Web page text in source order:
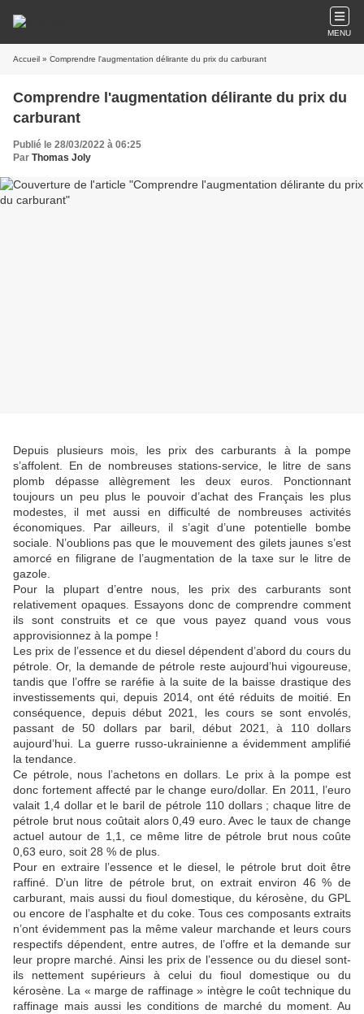
MENU
Accueil » Comprendre l'augmentation délirante du prix du carburant
Comprendre l'augmentation délirante du prix du
carburant
Publié le 28/03/2022 à 06:25
Par Thomas Joly
Depuis plusieurs mois, les prix des carburants à la pompe
s’affolent. En de nombreuses stations-service, le litre de sans
plomb dépasse allègrement les deux euros. Ponctionnant
toujours un peu plus le pouvoir d’achat des Français les plus
modestes, il met aussi en difficulté de nombreuses activités
économiques. Par ailleurs, il s’agit d’une potentielle bombe
sociale. N’oublions pas que le mouvement des gilets jaunes s’est
amorcé en filigrane de l’augmentation de la taxe sur le litre de
gazole.
Pour la plupart d’entre nous, les prix des carburants sont
relativement opaques. Essayons donc de comprendre comment
ils sont construits et ce que vous payez quand vous vous
approvisionnez à la pompe !
Les prix de l’essence et du diesel dépendent d’abord du cours du
pétrole. Or, la demande de pétrole reste aujourd’hui vigoureuse,
tandis que l’offre se raréfie à la suite de la baisse drastique des
investissements qui, depuis 2014, ont été réduits de moitié. En
conséquence, depuis début 2021, les cours se sont envolés,
passant de 50 dollars par baril, début 2021, à 110 dollars
aujourd’hui. La guerre russo-ukrainienne a évidemment amplifié
la tendance.
Ce pétrole, nous l’achetons en dollars. Le prix à la pompe est
donc fortement affecté par le change euro/dollar. En 2011, l’euro
valait 1,4 dollar et le baril de pétrole 110 dollars ; chaque litre de
pétrole brut nous coûtait alors 0,49 euro. Avec le taux de change
actuel autour de 1,1, ce même litre de pétrole brut nous coûte
0,63 euro, soit 28 % de plus.
Pour en extraire l’essence et le diesel, le pétrole brut doit être
raffiné. D’un litre de pétrole brut, on extrait environ 46 % de
carburant, mais aussi du fioul domestique, du kérosène, du GPL
ou encore de l’asphalte et du coke. Tous ces composants extraits
n’ont évidemment pas la même valeur marchande et leurs cours
respectifs dépendent, entre autres, de l’offre et la demande sur
leur propre marché. Ainsi les prix de l’essence ou du diesel sont-
ils nettement supérieurs à celui du fioul domestique ou du
kérosène. La « marge de raffinage » intègre le coût technique du
raffinage mais aussi les conditions de marché du moment. Au